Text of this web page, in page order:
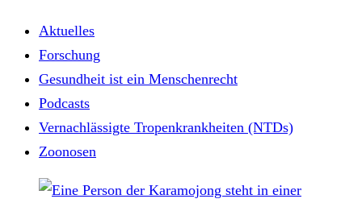
Aktuelles
Forschung
Gesundheit ist ein Menschenrecht
Podcasts
Vernachlässigte Tropenkrankheiten (NTDs)
Zoonosen